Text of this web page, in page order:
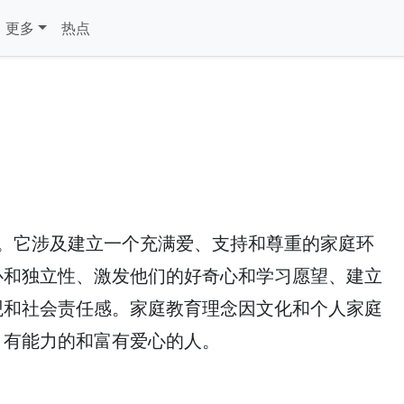
更多 热点
涉及建立一个充满爱、支持和尊重的家庭环
独立性、激发他们的好奇心和学习愿望、建立
社会责任感。家庭教育理念因文化和个人家庭
能力的和富有爱心的人。